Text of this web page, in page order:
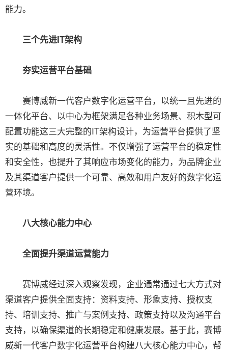
能力。
三个先进IT架构
夯实运营平台基础
赛博威新一代客户数字化运营平台，以统一且先进的
一体化平台、以中心为框架满足各种业务场景、积木型可
配置功能这三大完整的IT架构设计，为运营平台提供了坚
实的基础和高度的灵活性。不仅增强了运营平台的稳定性
和安全性，也提升了其响应市场变化的能力，为品牌企业
及其渠道客户提供一个可靠、高效和用户友好的数字化运
营环境。
八大核心能力中心
全面提升渠道运营能力
赛博威经过深入观察发现，企业通常通过七大方式对
渠道客户提供全面支持：资料支持、形象支持、授权支
持、培训支持、推广与案例支持、政策支持以及沟通平台
支持，以确保渠道的长期稳定和健康发展。基于此，赛博
威新一代客户数字化运营平台构建八大核心能力中心，帮